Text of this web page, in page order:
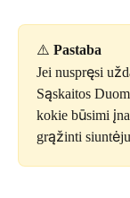
⚠️ Pastaba
Jei nuspręsi
Sąskaitos
kokie būsimi
grąžinti